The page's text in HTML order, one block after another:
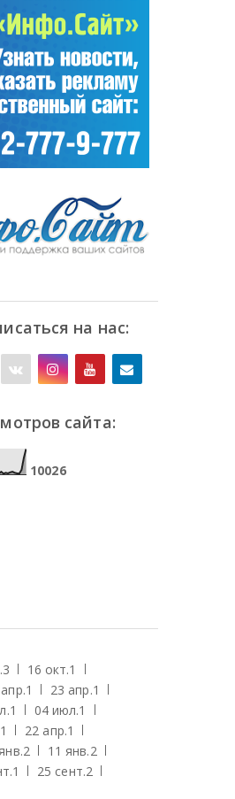
на нас:
сайта:
10026
3 16 окт.1
1 23 апр.1
1 04 июл.1
1 22 апр.1
2 11 янв.2
1 25 сент.2